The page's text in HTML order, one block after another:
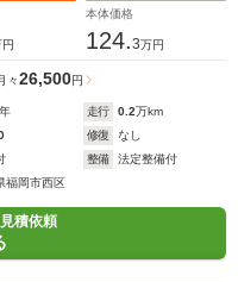
円
本体価格
124.3万円
々26,500円
年 走行 0.2万km
修復
なし
整備
法定整備付
福岡市西区
積依頼